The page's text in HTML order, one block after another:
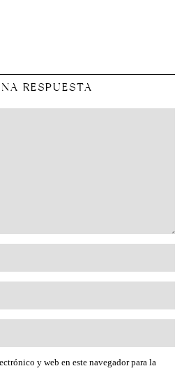
RESPUESTA
y web en este navegador para la